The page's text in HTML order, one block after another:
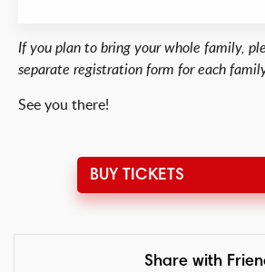
If you plan to bring your whole family,
separate registration form for each
See you there!
BUY TICKETS
Share with